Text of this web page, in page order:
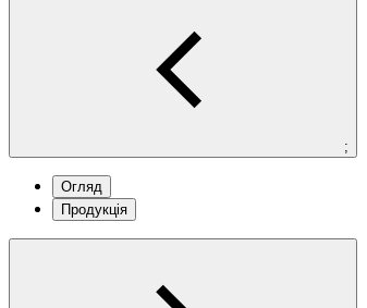
;
Огляд
Продукція